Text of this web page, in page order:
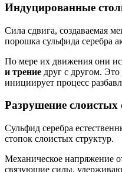
Индуцированные
Сила сдвига, создаваемая
порошка сульфида серебра
По мере их движения они
и трение друг с другом. Это
инициирует процесс
Разрушение слоистых
Сульфид серебра
стопок слоистых структур.
Механическое напряжение
связующие силы,